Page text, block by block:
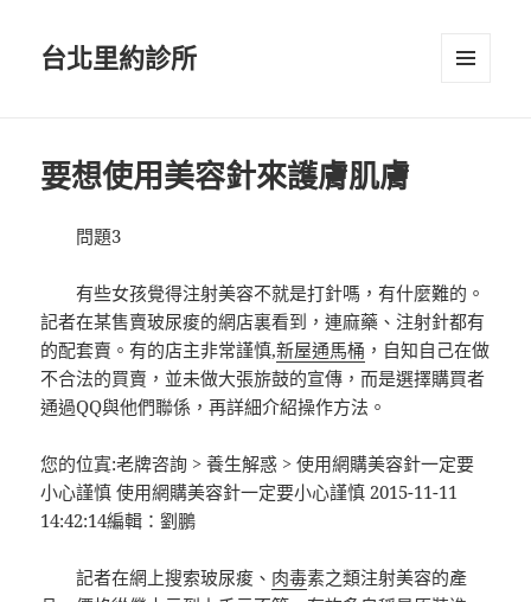
台北里約診所
要想使用美容針來護膚肌膚
問題3
有些女孩覺得注射美容不就是打針嗎，有什麼難的。
記者在某售賣玻尿痠的網店裏看到，連麻藥、注射針都有
的配套賣。有的店主非常謹慎,新屋通馬桶 ，自知自己在做
不合法的買賣，並未做大張旂鼓的宣傳，而是選擇購買者
通過QQ與他們聯係，再詳細介紹操作方法。
您的位寘:老牌咨詢 > 養生解惑 > 使用網購美容針一定要
小心謹慎 使用網購美容針一定要小心謹慎 2015-11-11
14:42:14編輯：劉鵬
記者在網上搜索玻尿痠、 肉毒素之類注射美容的產